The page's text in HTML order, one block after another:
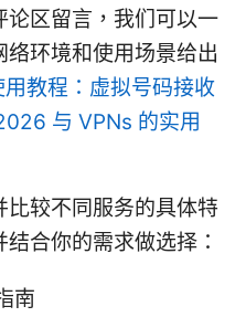
论区留言，我们可以一
环境和使用场景给出
教程：虚拟号码接收
与 VPNs 的实用
较不同服务的具体特
合你的需求做选择：
南